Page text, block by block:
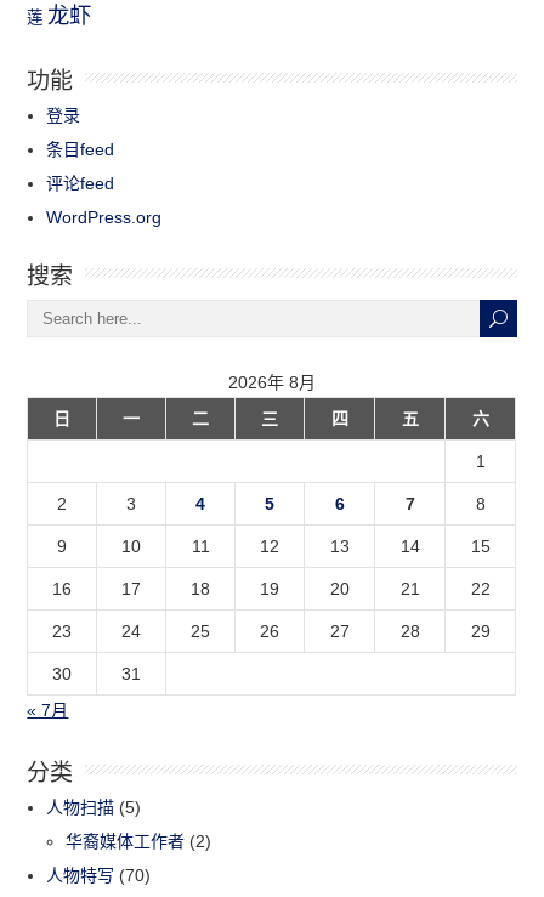
莲 龙虾
功能
登录
条目feed
评论feed
WordPress.org
搜索
2026年 8月
日
一 二 三 四 五 六
1
2 3 4 5 6 7 8
9 10 11 12 13 14 15
16 17 18 19 20 21 22
23 24 25 26 27 28 29
30
31
« 7月
分类
人物扫描 (5)
华裔媒体工作者 (2)
人物特写 (70)